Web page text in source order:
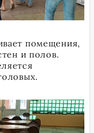
помещения,
и полов.